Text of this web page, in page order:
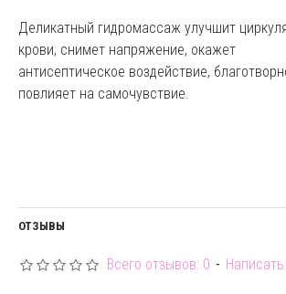
Деликатный гидромассаж улучшит
крови, снимет напряжение, окажет
антисептическое воздействие,
повлияет на самочувствие.
ОТЗЫВЫ
Всего отзывов: 0 -